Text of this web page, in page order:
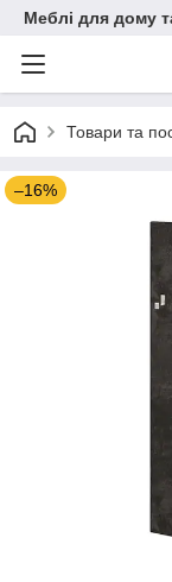
Меблі для дому
Товари та
–16%